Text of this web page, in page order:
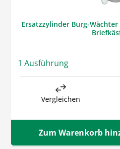
Ersatzzylinder Burg-Wächter
1 Ausführung
Vergleichen
Zum Warenkorb